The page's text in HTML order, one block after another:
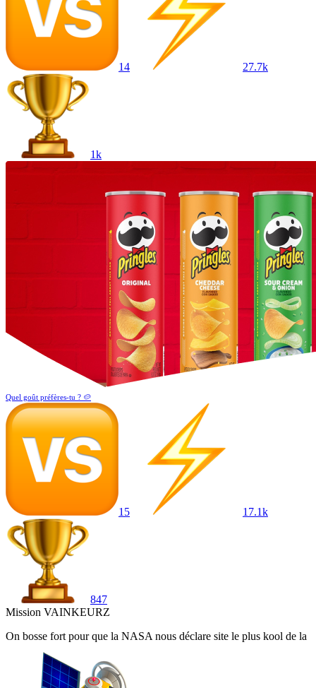
14 27.7k
1k
Quel goût préfères-tu ? 🥔
15 17.1k
847
Mission VAINKEURZ
On bosse fort pour que la NASA nous déclare site le plus kool de la